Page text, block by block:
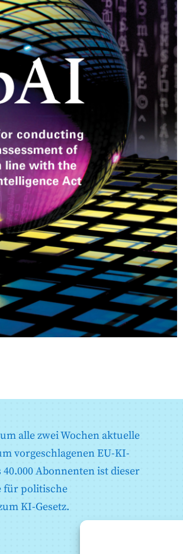
alle zwei Wochen aktuelle
vorgeschlagenen EU-KI-
Abonnenten ist dieser
für politische
KI-Gesetz.